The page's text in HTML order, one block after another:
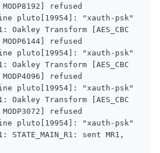
refused
pluto[19954]: "xauth-psk"
Transform [AES_CBC
refused
pluto[19954]: "xauth-psk"
Transform [AES_CBC
refused
pluto[19954]: "xauth-psk"
Transform [AES_CBC
refused
pluto[19954]: "xauth-psk"
sent MR1,